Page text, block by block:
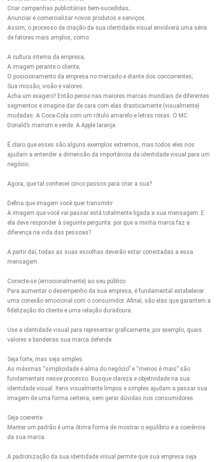
Criar campanhas publicitárias bem-sucedidas;
Anunciar e comercializar novos produtos e serviços.
Assim, o processo de criação da sua identidade visual envolverá uma série
de fatores mais amplos, como:
A cultura interna da empresa;
A imagem perante o cliente;
O posicionamento da empresa no mercado e diante dos concorrentes;
Sua missão, visão e valores.
Acha um exagero? Então pense nas maiores marcas mundiais de diferentes
segmentos e imagine dar de cara com elas drasticamente (visualmente)
mudadas. A Coca-Cola com um rótulo amarelo e letras roxas. O MC
Donald’s marrom e verde. A Apple laranja.
É claro que esses são alguns exemplos extremos, mas todos eles nos
ajudam a entender a dimensão da importância da identidade visual para um
negócio.
Agora, que tal conhecer cinco passos para criar a sua?
Defina que imagem você quer transmitir
A imagem que você vai passar está totalmente ligada a sua mensagem. E
ela deve responder à seguinte pergunta: por que a minha marca faz a
diferença na vida das pessoas?
A partir daí, todas as suas escolhas deverão estar conectadas a essa
mensagem.
Conecte-se (emocionalmente) ao seu público
Para aumentar o desempenho da sua empresa, é fundamental estabelecer
uma conexão emocional com o consumidor. Afinal, são elas que garantem a
fidelização do cliente e uma relação duradoura.
Use a identidade visual para representar graficamente, por exemplo, quais
valores e bandeiras sua marca defende.
Seja forte, mas seja simples
As máximas “simplicidade é alma do negócio” e “menos é mais” são
fundamentais nesse processo. Busque clareza e objetividade na sua
identidade visual. Itens visualmente limpos e simples ajudam a passar sua
imagem de uma forma certeira, sem gerar dúvidas nos consumidores.
Seja coerente
Manter um padrão é uma ótima forma de mostrar o equilíbrio e a coerência
da sua marca.
A padronização da sua identidade visual permite que sua empresa seja